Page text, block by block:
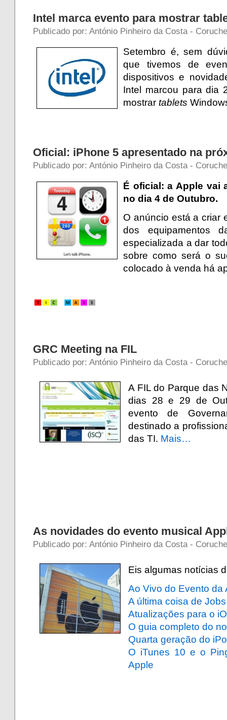
Intel marca evento para mostrar
Publicado por: António Pinheiro da Costa -
Setembro é, sem
que tivemos de
dispositivos e
Intel marcou para dia
mostrar tablets
Oficial: iPhone 5 apresentado na
Publicado por: António Pinheiro da Costa -
É oficial: a Apple vai
no dia 4 de Outubro.
O anúncio está a criar
dos equipamentos
especializada a dar
sobre como será o
colocado à venda há
GRC Meeting na FIL
Publicado por: António Pinheiro da Costa -
A FIL do Parque das
dias 28 e 29 de
evento de
destinado a
das TI. Mais…
As novidades do evento musical
Publicado por: António Pinheiro da Costa -
Eis algumas notícias
Ao Vivo do Evento da
A última coisa de
Atualizações para o
O guia completo do
Quarta geração do
O iTunes 10 e o
Apple